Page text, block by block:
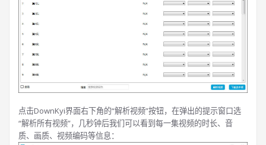
点击DownKyi界面右下角的“解析视频”按钮，在弹出的提示窗口选
“解析所有视频”，几秒钟后我们可以看到每一集视频的时长、音
质、画质、视频编码等信息：